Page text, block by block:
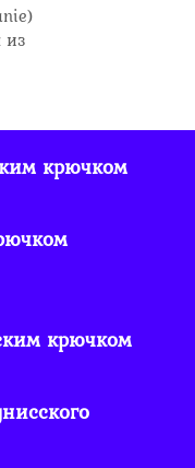
из
крючком
крючком